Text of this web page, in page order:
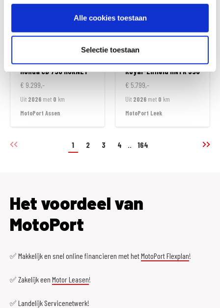
Alle cookies toestaan
Selectie toestaan
HondaCB 750 HORNET
€ 9.299,-
Uit 2026 met 0 km
MotoPort Assen
Royal-EnfieldHNTR 350
€ 5.799,-
Uit 2026 met 0 km
MotoPort Leek
1 2 3 4 .. 164
Het voordeel van
MotoPort
✅ Makkelijk en snel online financieren met hetMotoPort Flexplan!
✅ Zakelijk een Motor Leasen!
✅ Landelijk Servicenetwerk!